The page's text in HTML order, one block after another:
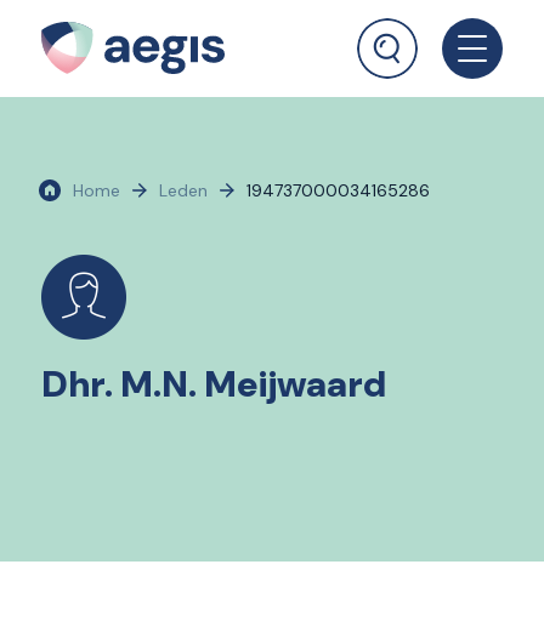
Home Leden 194737000034165286
Dhr. M.N. Meijwaard